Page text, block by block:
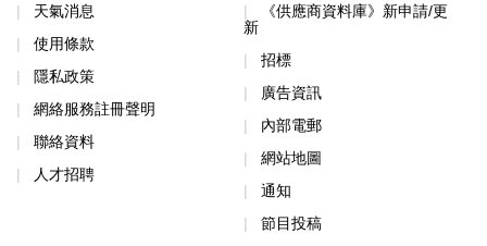
天氣消息
使用條款
隱私政策
網絡服務註冊聲明
聯絡資料
人才招聘
《供應商資料庫》新申請/更
新
招標
廣告資訊
內部電郵
網站地圖
通知
節目投稿